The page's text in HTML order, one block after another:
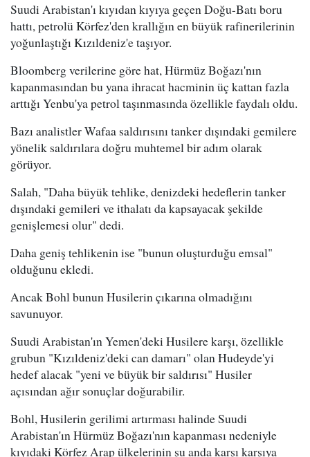
Suudi Arabistan'ı kıyıdan kıyıya geçen Doğu-Batı boru
hattı, petrolü Körfez'den krallığın en büyük rafinerilerinin
yoğunlaştığı Kızıldeniz'e taşıyor.
Bloomberg verilerine göre hat, Hürmüz Boğazı'nın
kapanmasından bu yana ihracat hacminin üç kattan fazla
arttığı Yenbu'ya petrol taşınmasında özellikle faydalı oldu.
Bazı analistler Wafaa saldırısını tanker dışındaki gemilere
yönelik saldırılara doğru muhtemel bir adım olarak
görüyor.
Salah, "Daha büyük tehlike, denizdeki hedeflerin tanker
dışındaki gemileri ve ithalatı da kapsayacak şekilde
genişlemesi olur" dedi.
Daha geniş tehlikenin ise "bunun oluşturduğu emsal"
olduğunu ekledi.
Ancak Bohl bunun Husilerin çıkarına olmadığını
savunuyor.
Suudi Arabistan'ın Yemen'deki Husilere karşı, özellikle
grubun "Kızıldeniz'deki can damarı" olan Hudeyde'yi
hedef alacak "yeni ve büyük bir saldırısı" Husiler
açısından ağır sonuçlar doğurabilir.
Bohl, Husilerin gerilimi artırması halinde Suudi
Arabistan'ın Hürmüz Boğazı'nın kapanması nedeniyle
kıyıdaki Körfez Arap ülkelerinin şu anda karşı karşıya